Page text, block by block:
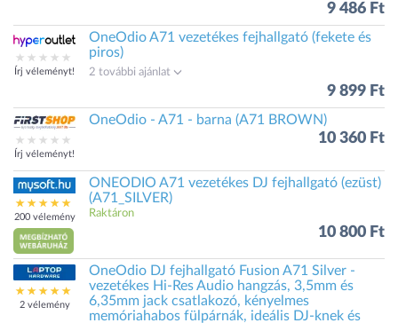
9 486 Ft
Írj véleményt!
OneOdio A71 vezetékes fejhallgató (fekete és
piros)
2 további ajánlat
9 899 Ft
Írj véleményt!
OneOdio - A71 - barna (A71 BROWN)
10 360 Ft
200 vélemény
ONEODIO A71 vezetékes DJ fejhallgató (ezüst)
(A71_SILVER)
Raktáron
10 800 Ft
2 vélemény
OneOdio DJ fejhallgató Fusion A71 Silver -
vezetékes Hi-Res Audio hangzás, 3,5mm és
6,35mm jack csatlakozó, kényelmes
memóriahabos fülpárnák, ideális DJ-knek és